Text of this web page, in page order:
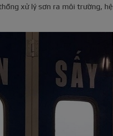
xử lý sơn ra môi trường, hệ